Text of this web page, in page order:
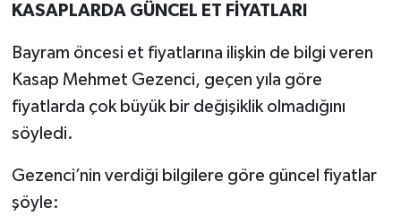
KASAPLARDA GÜNCEL ET FİYATLARI
Bayram öncesi et fiyatlarına ilişkin de bilgi veren
Kasap Mehmet Gezenci, geçen yıla göre
fiyatlarda çok büyük bir değişiklik olmadığını
söyledi.
Gezenci’nin verdiği bilgilere göre güncel fiyatlar
şöyle: